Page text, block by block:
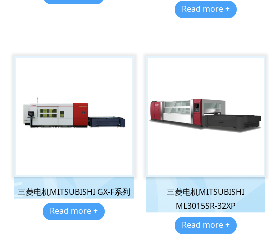
Read more +
三菱电机MITSUBISHI GX-F系列
Read more +
三菱电机MITSUBISHI
ML3015SR-32XP
Read more +